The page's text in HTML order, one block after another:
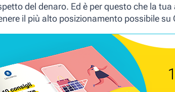
del denaro. Ed è per questo che la
il più alto posizionamento possibile su